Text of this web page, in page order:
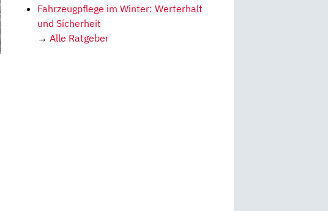
Fahrzeugpflege im Winter: Werterhalt
und Sicherheit
→ Alle Ratgeber